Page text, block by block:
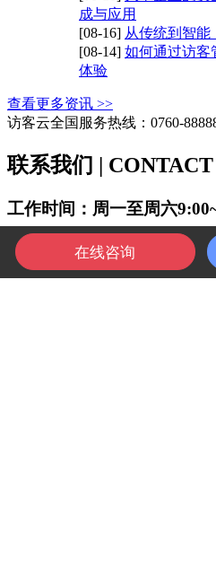
1 2 3 4
成与应用
[08-16] 从传统到智能
[08-14] 如何通过访客
体验
查看更多资讯 >>
访客云全国服务热线：0760-
联系我们 | CONTACT
工作时间：周一至周六
0760-88888885
13924959599 (微信同号)
在线咨询